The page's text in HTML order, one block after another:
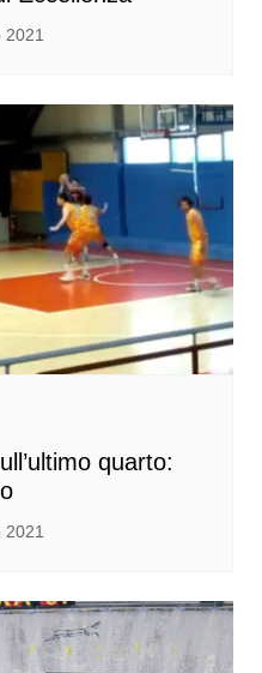
2021
quarto:
2021